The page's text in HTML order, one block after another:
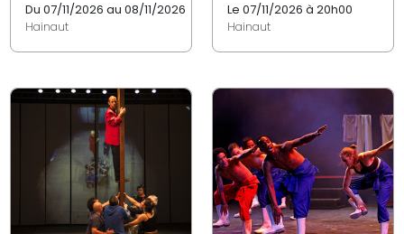
Du 07/11/2026 au 08/11/2026
Hainaut
Le 07/11/2026 à 20h00
Hainaut